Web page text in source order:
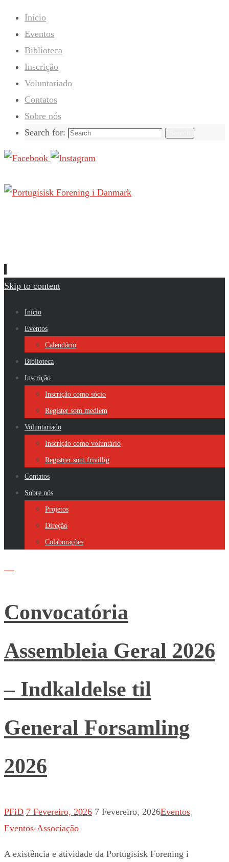
Início
Eventos
Biblioteca
Inscrição
Voluntariado
Contatos
Sobre nós
Search for:
Skip to content
Início
Eventos
Calendário
Biblioteca
Inscrição
Inscrição como sócio
Register som medlem
Voluntariado
Inscrição como voluntário
Registrer som frivillig
Contatos
Sobre nós
Projetos
Direção
Colaborações
Convocatória
Assembleia Geral 2026
– Indkaldelse til
General Forsamling
2026
PFiD 7 Fevereiro, 2026 7 Fevereiro, 2026Eventos,
Eventos-Associação
A existência e atividade da Portugisisk Forening i